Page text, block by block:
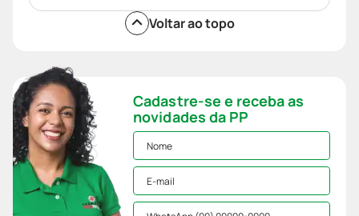
Voltar ao topo
Cadastre-se e receba as
novidades da PP